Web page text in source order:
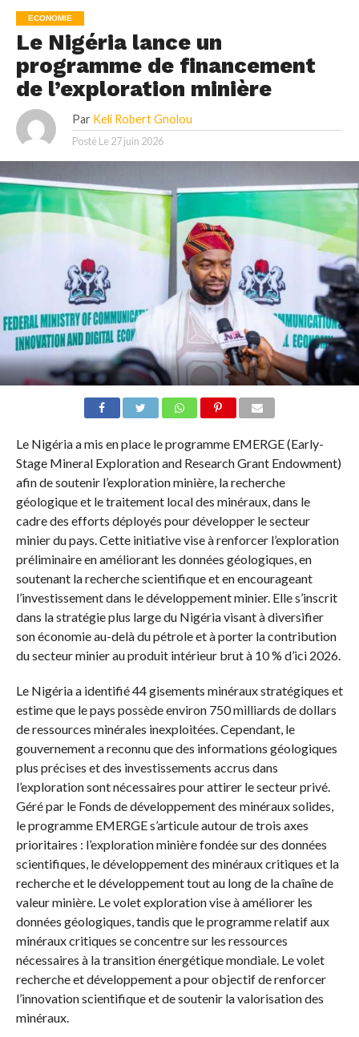
ECONOMIE
Le Nigéria lance un
programme de financement
de l’exploration minière
Par Keli Robert Gnolou
Posté Le 27 juin 2026
Le Nigéria a mis en place le programme EMERGE (Early-
Stage Mineral Exploration and Research Grant Endowment)
afin de soutenir l’exploration minière, la recherche
géologique et le traitement local des minéraux, dans le
cadre des efforts déployés pour développer le secteur
minier du pays. Cette initiative vise à renforcer l’exploration
préliminaire en améliorant les données géologiques, en
soutenant la recherche scientifique et en encourageant
l’investissement dans le développement minier. Elle s’inscrit
dans la stratégie plus large du Nigéria visant à diversifier
son économie au-delà du pétrole et à porter la contribution
du secteur minier au produit intérieur brut à 10 % d’ici 2026.
Le Nigéria a identifié 44 gisements minéraux stratégiques et
estime que le pays possède environ 750 milliards de dollars
de ressources minérales inexploitées. Cependant, le
gouvernement a reconnu que des informations géologiques
plus précises et des investissements accrus dans
l’exploration sont nécessaires pour attirer le secteur privé.
Géré par le Fonds de développement des minéraux solides,
le programme EMERGE s’articule autour de trois axes
prioritaires : l’exploration minière fondée sur des données
scientifiques, le développement des minéraux critiques et la
recherche et le développement tout au long de la chaîne de
valeur minière. Le volet exploration vise à améliorer les
données géologiques, tandis que le programme relatif aux
minéraux critiques se concentre sur les ressources
nécessaires à la transition énergétique mondiale. Le volet
recherche et développement a pour objectif de renforcer
l’innovation scientifique et de soutenir la valorisation des
minéraux.